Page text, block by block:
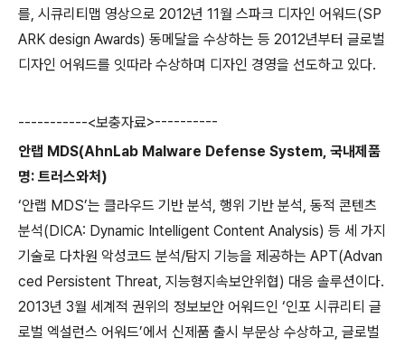
를, 시큐리티맵 영상으로 2012년 11월 스파크 디자인 어워드(SP
ARK design Awards) 동메달을 수상하는 등 2012년부터 글로벌
디자인 어워드를 잇따라 수상하며 디자인 경영을 선도하고 있다.
-----------<보충자료>----------
안랩 MDS(AhnLab Malware Defense System, 국내제품
명: 트러스와처 )
‘안랩 MDS’는 클라우드 기반 분석, 행위 기반 분석, 동적 콘텐츠
분석(DICA: Dynamic Intelligent Content Analysis) 등 세 가지
기술로 다차원 악성코드 분석/탐지 기능을 제공하는 APT(Advan
ced Persistent Threat, 지능형지속보안위협) 대응 솔루션이다.
2013년 3월 세계적 권위의 정보보안 어워드인 ‘인포 시큐리티 글
로벌 엑설런스 어워드’에서 신제품 출시 부문상 수상하고, 글로벌